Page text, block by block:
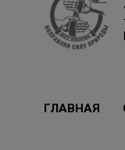
ГЛАВНАЯ